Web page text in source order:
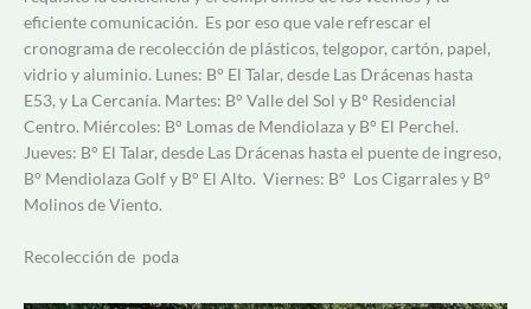
eficiente comunicación. Es por eso que vale refrescar el
cronograma de recolección de plásticos, telgopor, cartón, papel,
vidrio y aluminio. Lunes: B° El Talar, desde Las Drácenas hasta
E53, y La Cercanía. Martes: B° Valle del Sol y B° Residencial
Centro. Miércoles: B° Lomas de Mendiolaza y B° El Perchel.
Jueves: B° El Talar, desde Las Drácenas hasta el puente de ingreso,
B° Mendiolaza Golf y B° El Alto. Viernes: B° Los Cigarrales y B°
Molinos de Viento.
Recolección de poda